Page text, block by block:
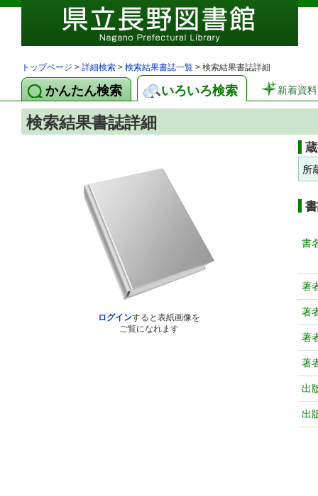
トップページ > 詳細検索 > 検索結果書誌一覧 > 検索結果書誌詳細
かんたん検索 いろいろ検索 新着資料
検索結果書誌詳細
ログインすると表紙画像を
ご覧になれます
所
書
著
著
著
著
出
出